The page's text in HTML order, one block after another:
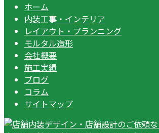
ホーム
内装工事・インテリア
レイアウト・プランニング
モルタル造形
会社概要
施工実績
ブログ
コラム
サイトマップ